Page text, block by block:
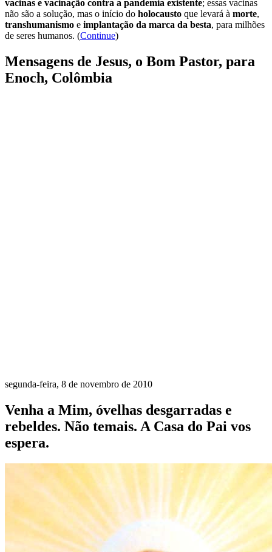
vacinas e vacinação contra a pandemia existente; essas vacinas
não são a solução, mas o início do holocausto que levará à morte,
transhumanismo e implantação da marca da besta, para milhões
de seres humanos. (Continue)
Mensagens de Jesus, o Bom Pastor, para
Enoch, Colômbia
segunda-feira, 8 de novembro de 2010
Venha a Mim, óvelhas desgarradas e
rebeldes. Não temais. A Casa do Pai vos
espera.